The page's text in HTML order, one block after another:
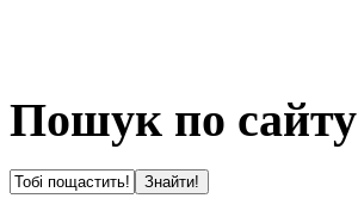
Пошук по сайту